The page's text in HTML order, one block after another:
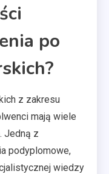
po
z zakresu
mają wiele
Jedną z
podyplomowe,
wiedzy